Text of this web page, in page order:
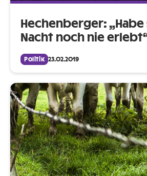
Hechenberger: „Habe
Nacht noch nie
Politik 23.02.2019